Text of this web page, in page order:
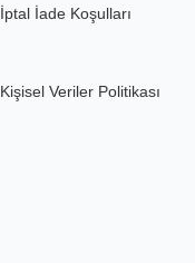
İptal İade Koşulları
Kişisel Veriler Politikası